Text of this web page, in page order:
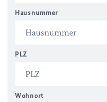
Hausnummer
PLZ
Wohnort